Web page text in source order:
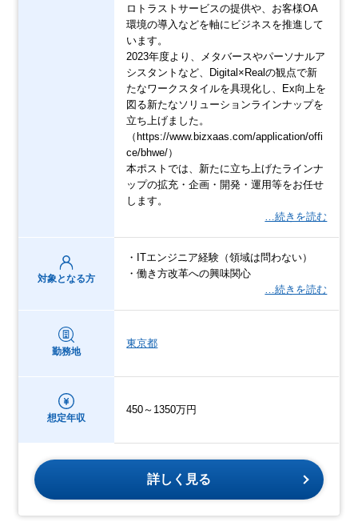
ロトラストサービスの提供や、お客様OA
環境の導入などを軸にビジネスを推進して
います。
2023年度より、メタバースやパーソナルア
シスタントなど、Digital×Realの観点で新
たなワークスタイルを具現化し、Ex向上を
図る新たなソリューションラインナップを
立ち上げました。
（https://www.bizxaas.com/application/offi
ce/bhwe/）
本ポストでは、新たに立ち上げたラインナ
ップの拡充・企画・開発・運用等をお任せ
します。
…続きを読む
対象となる方
・ITエンジニア経験（領域は問わない）
・働き方改革への興味関心
…続きを読む
勤務地
東京都
想定年収
450～1350万円
詳しく見る